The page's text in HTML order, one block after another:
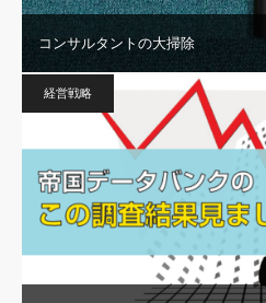
コンサルタントの大掃除
経営戦略